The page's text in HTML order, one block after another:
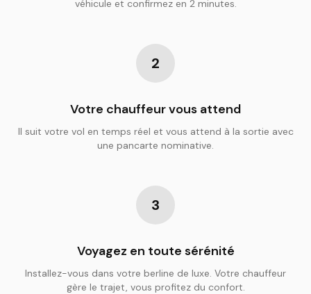
véhicule et confirmez en 2 minutes.
2
Votre chauffeur vous attend
Il suit votre vol en temps réel et vous attend à la sortie avec
une pancarte nominative.
3
Voyagez en toute sérénité
Installez-vous dans votre berline de luxe. Votre chauffeur
gère le trajet, vous profitez du confort.